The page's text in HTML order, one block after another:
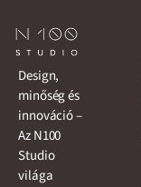
Design,
minőség és
innováció –
Az N100
Studio
világa